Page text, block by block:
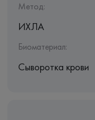
Метод:
ИХЛА
Биоматериал:
Сыворотка крови